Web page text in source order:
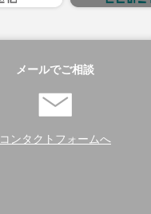
メールでご相談
コンタクトフォームへ